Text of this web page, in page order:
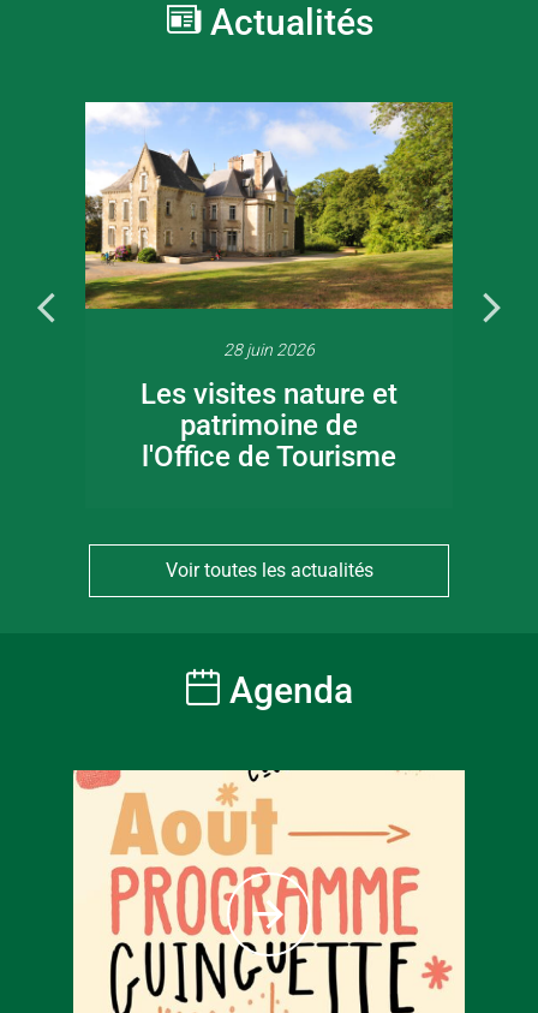
Actualités
28 juin 2026
Les visites nature et
patrimoine de
l'Office de Tourisme
Voir toutes les actualités
Agenda